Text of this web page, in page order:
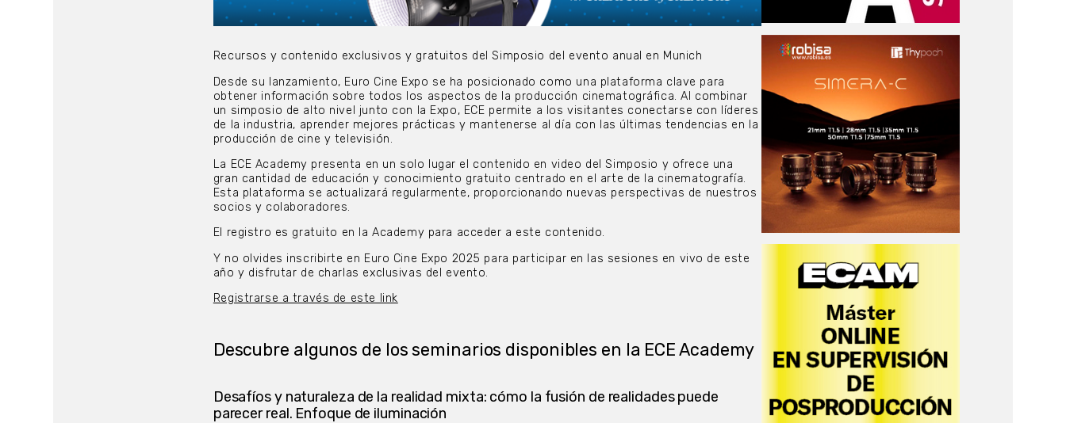
Recursos y contenido exclusivos y gratuitos del Simposio del evento anual en Munich
Desde su lanzamiento, Euro Cine Expo se ha posicionado como una plataforma clave para
obtener información sobre todos los aspectos de la producción cinematográfica. Al combinar
un simposio de alto nivel junto con la Expo, ECE permite a los visitantes conectarse con líderes
de la industria, aprender mejores prácticas y mantenerse al día con las últimas tendencias en la
producción de cine y televisión.
La ECE Academy presenta en un solo lugar el contenido en video del Simposio y ofrece una
gran cantidad de educación y conocimiento gratuito centrado en el arte de la cinematografía.
Esta plataforma se actualizará regularmente, proporcionando nuevas perspectivas de nuestros
socios y colaboradores.
El registro es gratuito en la Academy para acceder a este contenido.
Y no olvides inscribirte en Euro Cine Expo 2025 para participar en las sesiones en vivo de este
año y disfrutar de charlas exclusivas del evento.
Registrarse a través de este link
Descubre algunos de los seminarios disponibles en la ECE Academy
Desafíos y naturaleza de la realidad mixta: cómo la fusión de realidades puede
parecer real. Enfoque de iluminación